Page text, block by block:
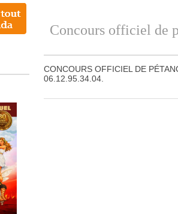
Concours officiel de
CONCOURS OFFICIEL DE
06.12.95.34.04.